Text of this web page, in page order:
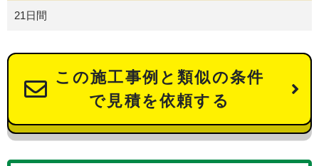
21日間
この施工事例と類似の条件
で見積を依頼する